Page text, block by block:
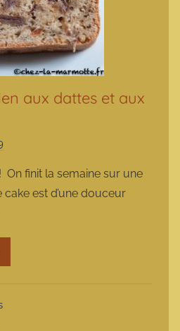
aux dattes et aux
m
r
finit la semaine sur une
cake est d’une douceur